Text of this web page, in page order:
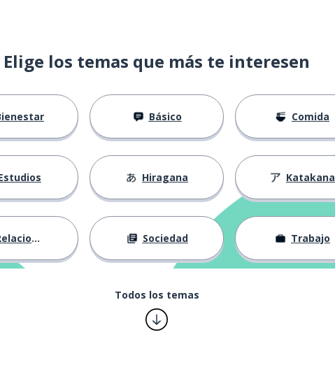
Elige los temas que más te interesen
Básico Comida
Hiragana Katakana
Sociedad Trabajo
Todos los temas